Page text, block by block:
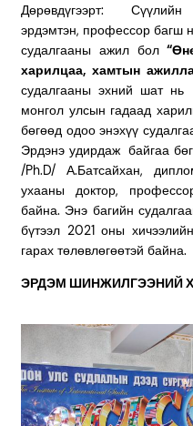
Дөрөвдүгээрт:
эрдэмтэн, профессор багш
судалгааны ажил бол
харилцаа, хамтын
судалгааны эхний шат нь
монгол улсын гадаад
бөгөөд одоо энэхүү
Эрдэнэ удирдаж байгаа
/Ph.D/ А.Батсайхан,
ухааны доктор,
байна. Энэ багийн
бүтээл 2021 оны
гарах төлөвлөгөөтэй байна.
ЭРДЭМ ШИНЖИЛГЭЭНИЙ